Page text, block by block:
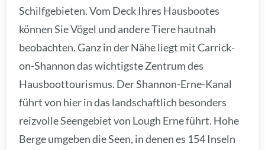
Schilfgebieten. Vom Deck Ihres Hausbootes
können Sie Vögel und andere Tiere hautnah
beobachten. Ganz in der Nähe liegt mit Carrick-
on-Shannon das wichtigste Zentrum des
Hausboottourismus. Der Shannon-Erne-Kanal
führt von hier in das landschaftlich besonders
reizvolle Seengebiet von Lough Erne führt. Hohe
Berge umgeben die Seen, in denen es 154 Inseln